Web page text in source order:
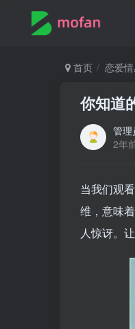
首页 恋爱
你知道
管理
2年
当我们观
维，意味
人惊讶。